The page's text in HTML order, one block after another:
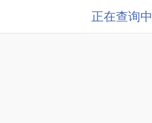
正在查询中